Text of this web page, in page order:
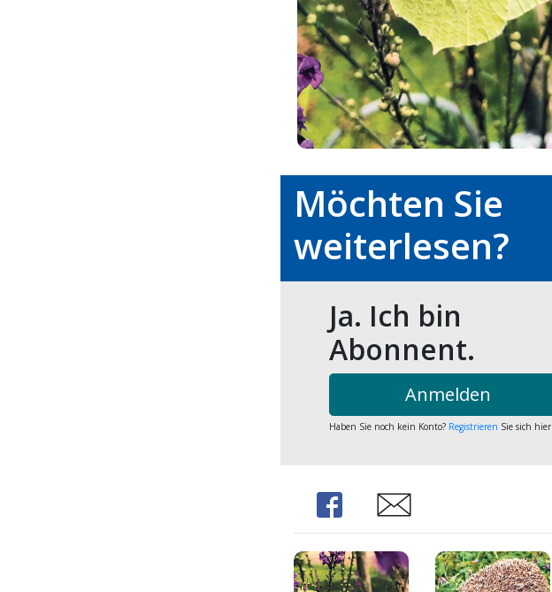
Möchten Sie
weiterlesen?
Ja. Ich bin
Abonnent.
Anmelden
Haben Sie noch kein Konto?Registrieren Sie sich hier
Share Share